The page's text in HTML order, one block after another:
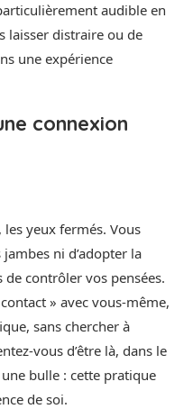
audible en
laisser distraire ou de
une expérience
connexion
yeux fermés. Vous
jambes ni d’adopter la
contrôler vos pensées.
» avec vous-même,
sans chercher à
vous d’être là, dans le
bulle : cette pratique
de soi.